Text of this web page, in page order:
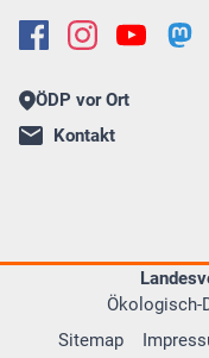
ÖDP vor Ort
Kontakt
Ökologisch-
Sitemap